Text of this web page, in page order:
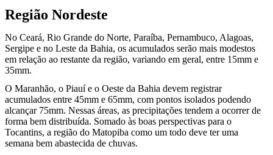
Região Nordeste
No Ceará, Rio Grande do Norte, Paraíba, Pernambuco, Alagoas,
Sergipe e no Leste da Bahia, os acumulados serão mais modestos
em relação ao restante da região, variando em geral, entre 15mm e
35mm.
O Maranhão, o Piauí e o Oeste da Bahia devem registrar
acumulados entre 45mm e 65mm, com pontos isolados podendo
alcançar 75mm. Nessas áreas, as precipitações tendem a ocorrer de
forma bem distribuída. Somado às boas perspectivas para o
Tocantins, a região do Matopiba como um todo deve ter uma
semana bem abastecida de chuvas.